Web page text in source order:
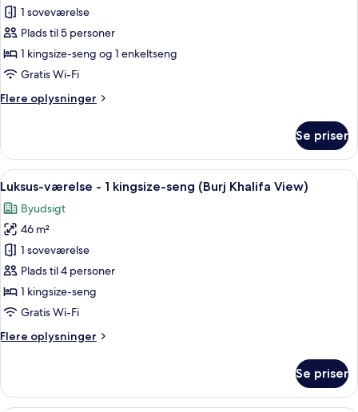
Lejlighed
-
flere
senge
Bedroom)
1 soveværelse
Plads til 5 personer
1 kingsize-seng og 1 enkeltseng
Gratis Wi-Fi
Flere oplysninger
Flere
-
flere
senge
Bedroom)
Se priser
Indlæs
alle
billeder
af
Luksus-
værelse
-
1
seng
View)
Et moderne værelse med et stort
12
Luksus-værelse - 1 kingsize-seng (Burj Khalifa View)
Byudsigt
46 m²
1 soveværelse
Plads til 4 personer
1 kingsize-seng
Gratis Wi-Fi
Flere oplysninger
Flere
værelse
Se priser